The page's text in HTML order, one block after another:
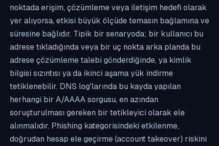
noktada erişim, çözümleme veya iletişim hedefi olarak
yer alıyorsa, etkisi büyük ölçüde temasın bağlamına ve
süresine bağlıdır. Tipik bir senaryoda; bir kullanıcı bu
adrese tıkladığında veya bir uç nokta arka planda bu
adrese çözümleme talebi gönderdiğinde, ya kimlik
bilgisi sızıntısı ya da ikinci aşama yük indirme
tetiklenebilir. DNS log'larında bu kayda yapılan
herhangi bir A/AAAA sorgusu, en azından
soruşturulması gereken bir tetikleyici olarak ele
alınmalıdır. Phishing kategorisindeki etkilenme,
doğrudan hesap ele geçirme (account takeover) riskini